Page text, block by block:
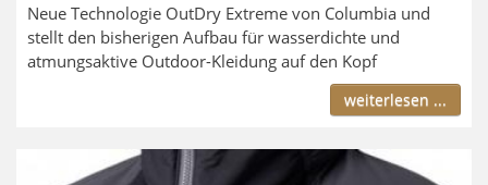
Neue Technologie OutDry Extreme von Columbia und
stellt den bisherigen Aufbau für wasserdichte und
atmungsaktive Outdoor-Kleidung auf den Kopf
weiterlesen ...